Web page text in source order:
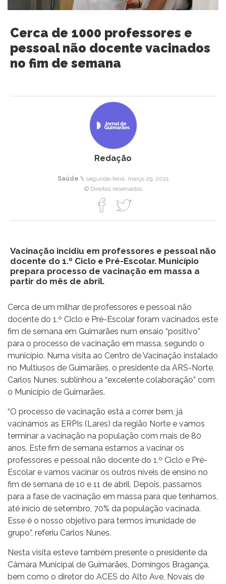
Cerca de 1000 professores e
pessoal não docente vacinados
no fim de semana
Redação
Saúde \ segunda-feira, março 29, 2021
© Direitos reservados
Vacinação incidiu em professores e pessoal não
docente do 1.º Ciclo e Pré-Escolar. Município
prepara processo de vacinação em massa a
partir do mês de abril.
Cerca de um milhar de professores e pessoal não
docente do 1.º Ciclo e Pré-Escolar foram vacinados este
fim de semana em Guimarães num ensaio “positivo”
para o processo de vacinação em massa, segundo o
município. Numa visita ao Centro de Vacinação instalado
no Multiusos de Guimarães, o presidente da ARS-Norte,
Carlos Nunes, sublinhou a “excelente colaboração” com
o Município de Guimarães.
“O processo de vacinação está a correr bem, já
vacinámos as ERPIs (Lares) da região Norte e vamos
terminar a vacinação na população com mais de 80
anos. Este fim de semana estamos a vacinar os
professores e pessoal não docente do 1.º Ciclo e Pré-
Escolar e vamos vacinar os outros níveis de ensino no
fim de semana de 10 e 11 de abril. Depois, passamos
para a fase de vacinação em massa para que tenhamos,
até início de setembro, 70% da população vacinada.
Esse é o nosso objetivo para termos imunidade de
grupo”, referiu Carlos Nunes.
Nesta visita esteve também presente o presidente da
Câmara Municipal de Guimarães, Domingos Bragança,
bem como o diretor do ACES do Alto Ave, Novais de